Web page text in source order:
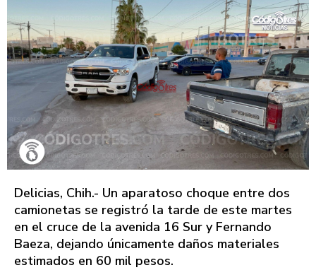
Delicias, Chih.- Un aparatoso choque entre dos
camionetas se registró la tarde de este martes
en el cruce de la avenida 16 Sur y Fernando
Baeza, dejando únicamente daños materiales
estimados en 60 mil pesos.